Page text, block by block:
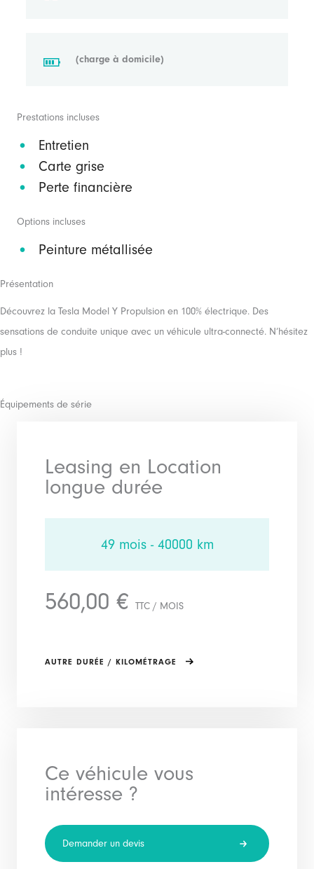
(charge à domicile)
Prestations incluses
Entretien
Carte grise
Perte financière
Options incluses
Peinture métallisée
Présentation
Découvrez la Tesla Model Y Propulsion en 100% électrique. Des
sensations de conduite unique avec un véhicule ultra-connecté. N’hésitez
plus !
Équipements de série
Leasing en Location
longue durée
49 mois - 40000 km
560,00 € TTC / MOIS
AUTRE DURÉE / KILOMÉTRAGE
Ce véhicule vous
intéresse ?
Demander un devis